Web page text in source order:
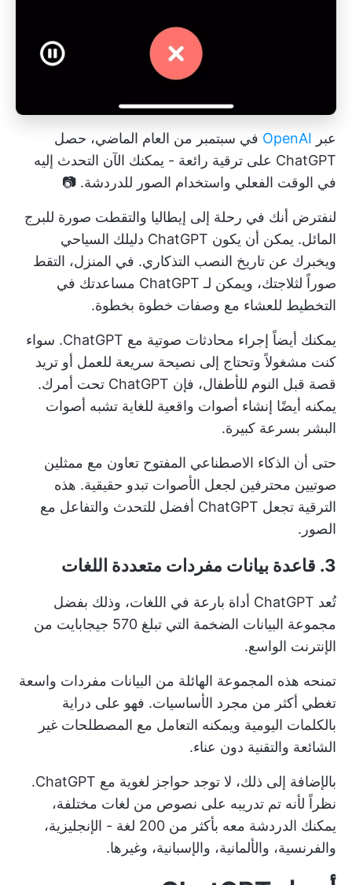
عبر OpenAI في سبتمبر من العام الماضي، حصل
ChatGPT على ترقية رائعة - يمكنك الآن التحدث إليه
في الوقت الفعلي واستخدام الصور للدردشة. 📷
لنفترض أنك في رحلة إلى إيطاليا والتقطت صورة للبرج
المائل. يمكن أن يكون ChatGPT دليلك السياحي
ويخبرك عن تاريخ النصب التذكاري. في المنزل، التقط
صوراً لثلاجتك، ويمكن لـ ChatGPT مساعدتك في
التخطيط للعشاء مع وصفات خطوة بخطوة.
يمكنك أيضاً إجراء محادثات صوتية مع ChatGPT. سواء
كنت مشغولاً وتحتاج إلى نصيحة سريعة للعمل أو تريد
قصة قبل النوم للأطفال، فإن ChatGPT تحت أمرك.
يمكنه أيضًا إنشاء أصوات واقعية للغاية تشبه أصوات
البشر بسرعة كبيرة.
حتى أن الذكاء الاصطناعي المفتوح تعاون مع ممثلين
صوتيين محترفين لجعل الأصوات تبدو حقيقية. هذه
الترقية تجعل ChatGPT أفضل للتحدث والتفاعل مع
الصور.
3. قاعدة بيانات مفردات متعددة اللغات
تُعد ChatGPT أداة بارعة في اللغات، وذلك بفضل
مجموعة البيانات الضخمة التي تبلغ 570 جيجابايت من
الإنترنت الواسع.
تمنحه هذه المجموعة الهائلة من البيانات مفردات واسعة
تغطي أكثر من مجرد الأساسيات. فهو على دراية
بالكلمات اليومية ويمكنه التعامل مع المصطلحات غير
الشائعة والتقنية دون عناء.
بالإضافة إلى ذلك، لا توجد حواجز لغوية مع ChatGPT.
نظراً لأنه تم تدريبه على نصوص من لغات مختلفة،
يمكنك الدردشة معه بأكثر من 200 لغة - الإنجليزية،
والفرنسية، والألمانية، والإسبانية، وغيرها.